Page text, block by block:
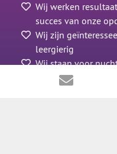
Wij werken
succes van onze
Wij zijn
leergierig
Wij staan voor
eerlijk zakendoen